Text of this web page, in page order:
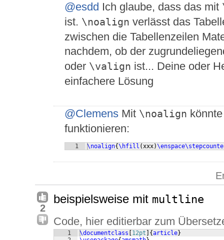
@esdd Ich glaube, dass das mit
ist. \noalign verlässt das
zwischen die Tabellenzeilen
nachdem, ob der
oder \valign ist... Deine oder
einfachere Lösung
@Clemens Mit \noalign
funktionieren:
1 \noalign{\hfill (xxx)
2
beispielsweise mit multline
Code, hier editierbar zum
1
\documentclass 12pt {article}